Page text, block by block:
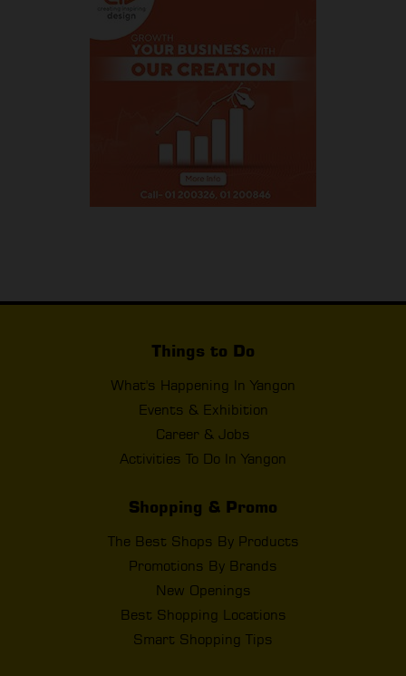
Things to Do
What's Happening In Yangon
Events & Exhibition
Career & Jobs
Activities To Do In Yangon
Shopping & Promo
The Best Shops By Products
Promotions By Brands
New Openings
Best Shopping Locations
Smart Shopping Tips